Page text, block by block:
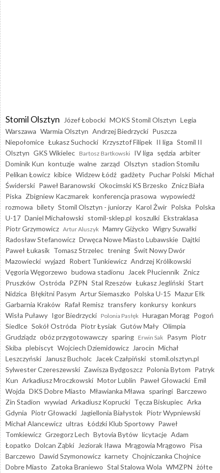
Stomil Olsztyn Józef Łobocki MOKS Stomil Olsztyn Legia
Warszawa Warmia Olsztyn Andrzej Biedrzycki Puszcza
Niepołomice Łukasz Suchocki Krzysztof Filipek II liga Stomil II
Olsztyn GKS Wikielec Bartosz Bartkowski IV liga sędzia arbiter
Dominik Kun kontuzje walne zarząd Olsztyn stadion Stomilu
Pelikan Łowicz kibice Widzew Łódź gadżety Puchar Polski Michał
Świderski Paweł Baranowski Okocimski KS Brzesko Znicz Biała
Piska Zbigniew Kaczmarek konferencja prasowa wypowiedź
rozmowa bilety Stomil Olsztyn - juniorzy Karol Żwir Polska Polska
U-17 Daniel Michałowski stomil-sklep.pl koszulki Ekstraklasa
Piotr Grzymowicz Artur Aluszyk Mamry Giżycko Wigry Suwałki
Radosław Stefanowicz Drwęca Nowe Miasto Lubawskie Dajtki
Paweł Łukasik Tomasz Strzelec trening Świt Nowy Dwór
Mazowiecki wyjazd Robert Tunkiewicz Andrzej Królikowski
Vęgoria Węgorzewo budowa stadionu Jacek Płuciennik Znicz
Pruszków Ostróda PZPN Stal Rzeszów Łukasz Jegliński Start
Nidzica Błękitni Pasym Artur Siemaszko Polska U-15 Mazur Ełk
Garbarnia Kraków Rafał Remisz transfery konkursy konkurs
Wisła Puławy Igor Biedrzycki Polonia Pasłęk Huragan Morąg Pogoń
Siedlce Sokół Ostróda Piotr Łysiak Gutów Mały Olimpia
Grudziądz obóz przygotowawczy sparing Erwin Sak Pasym Piotr
Skiba plebiscyt Wojciech Dziemidowicz Jarocin Michał
Leszczyński
Janusz Bucholc Jacek Czałpiński stomil.olsztyn.pl
Sylwester Czereszewski Zawisza Bydgoszcz Polonia Bytom Patryk
Kun Arkadiusz Mroczkowski Motor Lublin Paweł Głowacki Emil
Wojda DKS Dobre Miasto Mławianka Mława sparingi Barczewo
Zin Stadion wywiad Arkadiusz Koprucki Tęcza Biskupiec Arka
Gdynia Piotr Głowacki Jagiellonia Białystok Piotr Wypniewski
Michał Alancewicz ultras Łódzki Klub Sportowy Paweł
Tomkiewicz Grzegorz Lech Bytovia Bytów licytacje Adam
Łopatko Dolcan Ząbki Jeziorak Iława Mrągowia Mrągowo Pisa
Barczewo Dawid Szymonowicz karnety Chojniczanka Chojnice
Dobre Miasto Zatoka Braniewo Stal Stalowa Wola WMZPN żółte